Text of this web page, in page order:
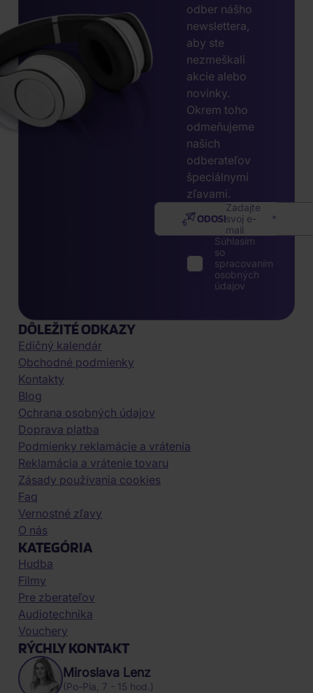
odber nášho
newslettera,
aby ste
nezmeškali
akcie alebo
novinky.
Okrem toho
odmeňujeme
našich
odberateľov
špeciálnymi
zľavami.
Zadajte
svoj e-
mail
ODOSLAŤ
Súhlasím
so
spracovaním
osobných
údajov
DÔLEŽITÉ ODKAZY
Edičný kalendár
Obchodné podmienky
Kontakty
Blog
Ochrana osobných údajov
Doprava platba
Podmienky reklamácie a vrátenia
Reklamácia a vrátenie tovaru
Zásady používania cookies
Faq
Vernostné zľavy
O nás
KATEGÓRIA
Hudba
Filmy
Pre zberateľov
Audiotechnika
Vouchery
RÝCHLY KONTAKT
Miroslava Lenz
(Po-Pia, 7 - 15 hod.)